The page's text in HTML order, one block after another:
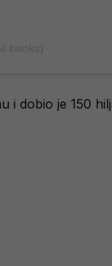
i dobio je 150